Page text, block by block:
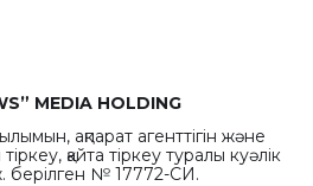
MEDIA HOLDING
ақпарат агенттігін және
қайта тіркеу туралы куәлік
берілген № 17772-СИ.